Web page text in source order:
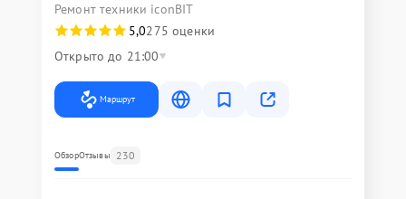
Ремонт техники iconBIT
5,0275 оценки
Открыто до 21:00
Маршрут
ОбзорОтзывы 230